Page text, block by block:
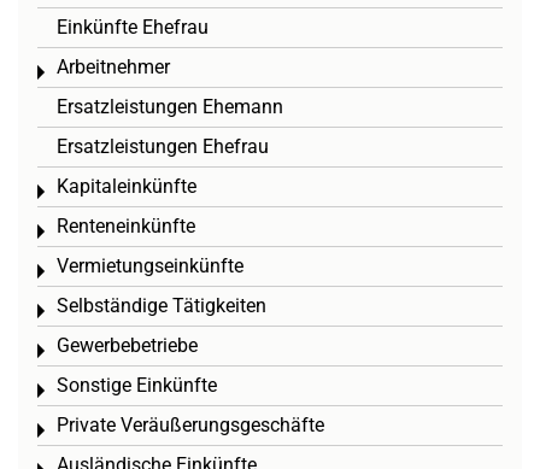
Einkünfte Ehefrau
Arbeitnehmer
Toggle menu
Ersatzleistungen Ehemann
Ersatzleistungen Ehefrau
Kapitaleinkünfte
Toggle menu
Renteneinkünfte
Toggle menu
Vermietungseinkünfte
Toggle menu
Selbständige Tätigkeiten
Toggle menu
Gewerbebetriebe
Toggle menu
Sonstige Einkünfte
Toggle menu
Private Veräußerungsgeschäfte
Toggle menu